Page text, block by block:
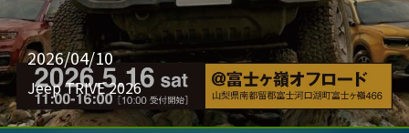
2026/04/10
Jeep TRIVE 2026